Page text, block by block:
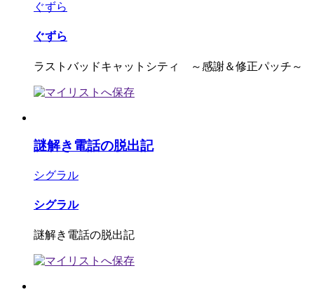
ぐずら
ぐずら
ラストバッドキャットシティ ～感謝＆修正パッチ～
謎解き電話の脱出記
シグラル
シグラル
謎解き電話の脱出記